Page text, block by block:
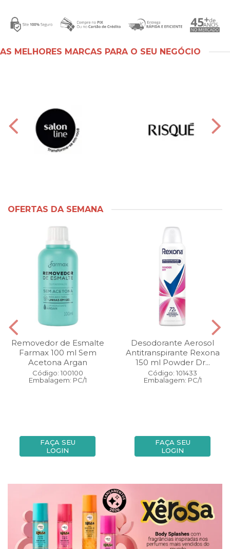
AS MELHORES MARCAS PARA O SEU NEGÓCIO
OFERTAS DA SEMANA
Removedor de Esmalte
Farmax 100 ml Sem
Acetona Argan
Código: 100100
Embalagem: PC/1
FAÇA SEU
LOGIN
Desodorante Aerosol
Antitranspirante Rexona
150 ml Powder Dr...
Código: 101433
Embalagem: PC/1
FAÇA SEU
LOGIN